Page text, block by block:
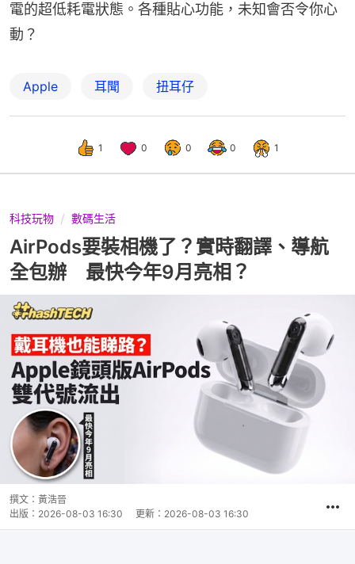
電的超低耗電狀態。各種貼心功能，未知會否令你心
動？
Apple 耳聞 扭耳仔
1 0 0 0 1
科技玩物 數碼生活
AirPods要裝相機了？實時翻譯、導航
全包辦 最快今年9月亮相？
撰文： 黃浩晉
出版： 2026-08-03 16:30 更新： 2026-08-03 16:30